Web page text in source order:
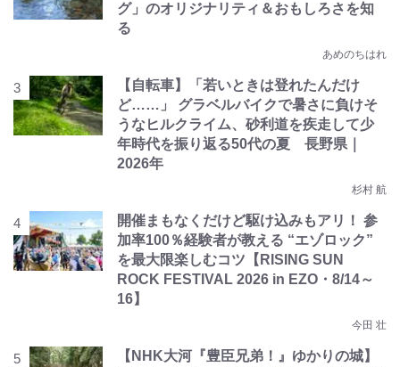
グ」のオリジナリティ＆おもしろさを知
る
あめのちはれ
【自転車】「若いときは登れたんだけ
ど……」 グラベルバイクで暑さに負けそ
うなヒルクライム、砂利道を疾走して少
年時代を振り返る50代の夏 長野県｜
2026年
杉村 航
開催まもなくだけど駆け込みもアリ！ 参
加率100％経験者が教える “エゾロック”
を最大限楽しむコツ【RISING SUN
ROCK FESTIVAL 2026 in EZO・8/14～
16】
今田 壮
【NHK大河『豊臣兄弟！』ゆかりの城】